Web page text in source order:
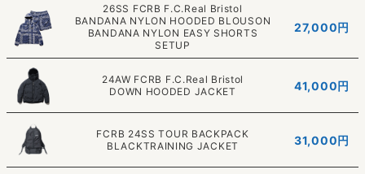
26SS FCRB F.C.Real Bristol
BANDANA NYLON HOODED BLOUSON
BANDANA NYLON EASY SHORTS
SETUP
27,000円
24AW FCRB F.C.Real Bristol
DOWN HOODED JACKET
41,000円
FCRB 24SS TOUR BACKPACK
BLACKTRAINING JACKET
31,000円